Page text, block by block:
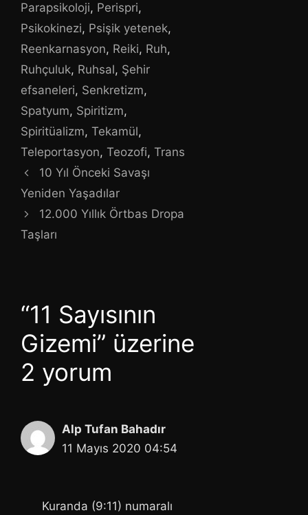
Parapsikoloji, Perispri,
Psikokinezi, Psişik yetenek,
Reenkarnasyon, Reiki, Ruh,
Ruhçuluk, Ruhsal, Şehir
efsaneleri, Senkretizm,
Spatyum, Spiritizm,
Spiritüalizm, Tekamül,
Teleportasyon, Teozofi, Trans
10 Yıl Önceki Savaşı
Yeniden Yaşadılar
12.000 Yıllık Örtbas Dropa
Taşları
“11 Sayısının
Gizemi” üzerine
2 yorum
Alp Tufan Bahadır
11 Mayıs 2020 04:54
Kuranda (9:11) numaralı